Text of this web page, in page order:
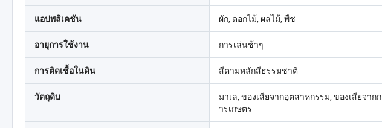
แอปพลิเคชัน ผัก, ดอกไม้, ผลไม้, พืช
อายุการใช้งาน การเล่นช้าๆ
การติดเชื้อในดิน สีตามหลักสีธรรมชาติ
วัตถุดิบ
มาเล, ของเสียจากอุตสาหกรรม, ของเสียจากก
ารเกษตร